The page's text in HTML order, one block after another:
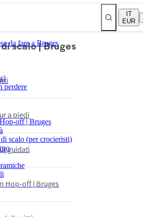
IT
EUR
da fare a Bruges
perdere
off | Bruges
scalo (per crocieristi)
scalo | Bruges
a piedi
guidati
Hop-off | Bruges